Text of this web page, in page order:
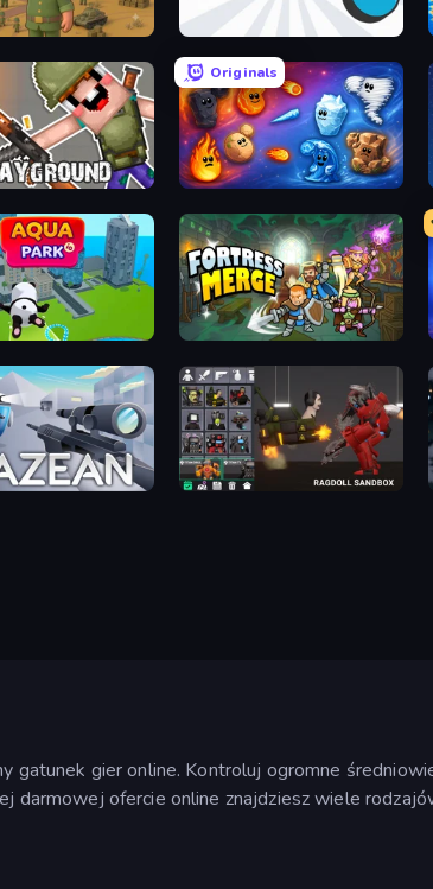
Of America Diep.io
Originals
Elemental Merge
Fortress Merge
Last Play: Ragdoll Sandbox
gatunek gier online. Kontroluj ogromne
darmowej ofercie online znajdziesz wiele